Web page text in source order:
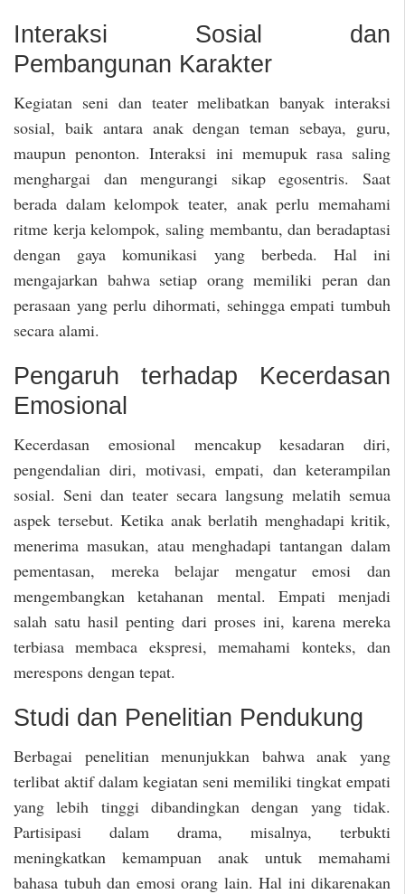
Interaksi Sosial dan
Pembangunan Karakter
Kegiatan seni dan teater melibatkan banyak interaksi
sosial, baik antara anak dengan teman sebaya, guru,
maupun penonton. Interaksi ini memupuk rasa saling
menghargai dan mengurangi sikap egosentris. Saat
berada dalam kelompok teater, anak perlu memahami
ritme kerja kelompok, saling membantu, dan beradaptasi
dengan gaya komunikasi yang berbeda. Hal ini
mengajarkan bahwa setiap orang memiliki peran dan
perasaan yang perlu dihormati, sehingga empati tumbuh
secara alami.
Pengaruh terhadap Kecerdasan
Emosional
Kecerdasan emosional mencakup kesadaran diri,
pengendalian diri, motivasi, empati, dan keterampilan
sosial. Seni dan teater secara langsung melatih semua
aspek tersebut. Ketika anak berlatih menghadapi kritik,
menerima masukan, atau menghadapi tantangan dalam
pementasan, mereka belajar mengatur emosi dan
mengembangkan ketahanan mental. Empati menjadi
salah satu hasil penting dari proses ini, karena mereka
terbiasa membaca ekspresi, memahami konteks, dan
merespons dengan tepat.
Studi dan Penelitian Pendukung
Berbagai penelitian menunjukkan bahwa anak yang
terlibat aktif dalam kegiatan seni memiliki tingkat empati
yang lebih tinggi dibandingkan dengan yang tidak.
Partisipasi dalam drama, misalnya, terbukti
meningkatkan kemampuan anak untuk memahami
bahasa tubuh dan emosi orang lain. Hal ini dikarenakan